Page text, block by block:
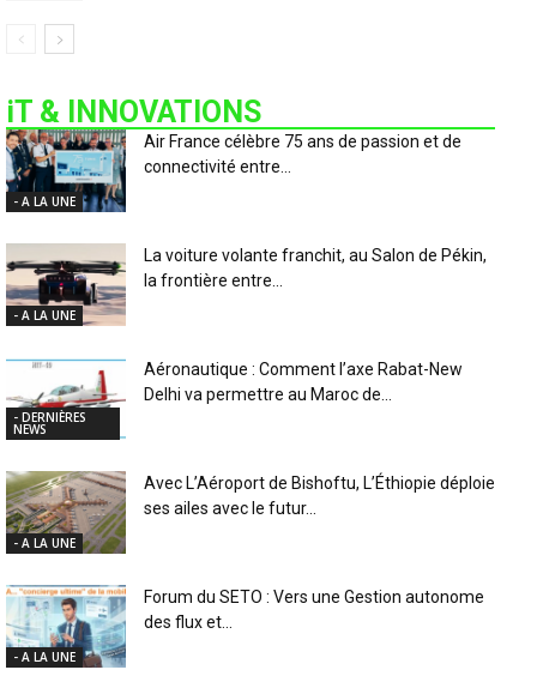
iT & INNOVATIONS
- A LA UNE
Air France célèbre 75 ans de passion et de
connectivité entre...
- A LA UNE
La voiture volante franchit, au Salon de Pékin,
la frontière entre...
- DERNIÈRES
NEWS
Aéronautique : Comment l’axe Rabat-New
Delhi va permettre au Maroc de...
- A LA UNE
Avec L’Aéroport de Bishoftu, L’Éthiopie déploie
ses ailes avec le futur...
- A LA UNE
Forum du SETO : Vers une Gestion autonome
des flux et...